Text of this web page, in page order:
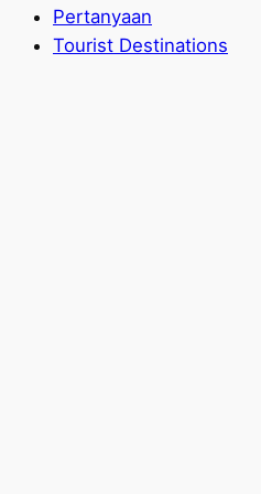
Pertanyaan
Tourist Destinations